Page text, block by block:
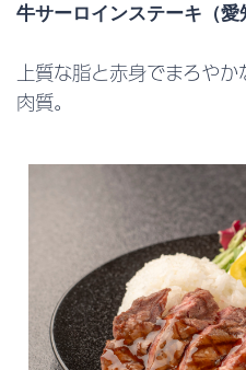
牛サーロインステーキ（愛
上質な脂と赤身でまろや
肉質。